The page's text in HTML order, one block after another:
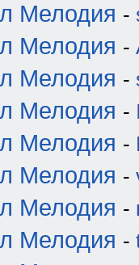
Мелодия -
Мелодия -
Мелодия -
Мелодия -
Мелодия -
Мелодия -
Мелодия -
Мелодия -